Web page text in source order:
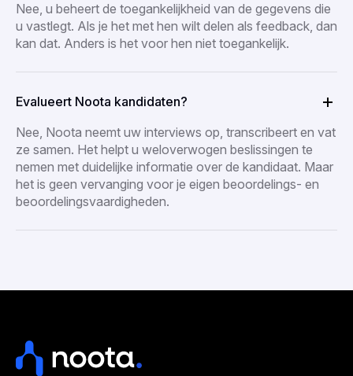
Nee, u beheert de toegankelijkheid van de gegevens die
u vastlegt. Als je het met hen wilt delen als feedback, dan
kan dat. Anders is het voor hen niet toegankelijk.
Evalueert Noota kandidaten?
Nee, Noota neemt uw interviews op, transcribeert en vat
ze samen. Het helpt u weloverwogen beslissingen te
nemen met duidelijke informatie over de kandidaat. Maar
het is geen vervanging voor je eigen beoordelings- en
beoordelingsvaardigheden.